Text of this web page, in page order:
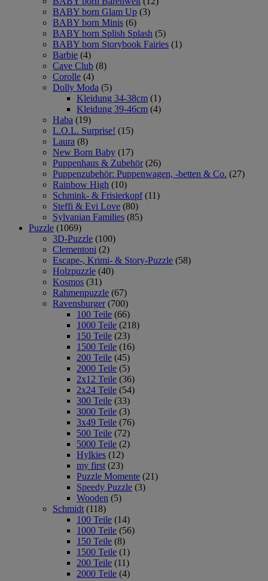
BABY born Glam Up (3)
BABY born Minis (6)
BABY born Splish Splash (5)
BABY born Storybook Fairies (1)
Barbie (4)
Cave Club (8)
Corolle (4)
Dolly Moda (5)
Kleidung 34-38cm (1)
Kleidung 39-46cm (4)
Haba (19)
L.O.L. Surprise! (15)
Laura (8)
New Born Baby (17)
Puppenhaus & Zubehör (26)
Puppenzubehör: Puppenwagen, -betten & Co. (27)
Rainbow High (10)
Schmink- & Frisierkopf (11)
Steffi & Evi Love (80)
Sylvanian Families (85)
Puzzle (1069)
3D-Puzzle (100)
Clementoni (2)
Escape-, Krimi- & Story-Puzzle (58)
Holzpuzzle (40)
Kosmos (31)
Rahmenpuzzle (67)
Ravensburger (700)
100 Teile (66)
1000 Teile (218)
150 Teile (23)
1500 Teile (16)
200 Teile (45)
2000 Teile (5)
2x12 Teile (36)
2x24 Teile (54)
300 Teile (33)
3000 Teile (3)
3x49 Teile (76)
500 Teile (72)
5000 Teile (2)
Hylkies (12)
my first (23)
Puzzle Momente (21)
Speedy Puzzle (3)
Wooden (5)
Schmidt (118)
100 Teile (14)
1000 Teile (56)
150 Teile (8)
1500 Teile (1)
200 Teile (11)
2000 Teile (4)